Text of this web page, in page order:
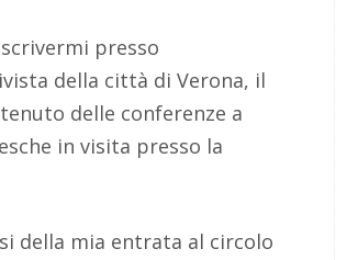
presso
della città di Verona, il
delle conferenze a
in visita presso la
della mia entrata al circolo